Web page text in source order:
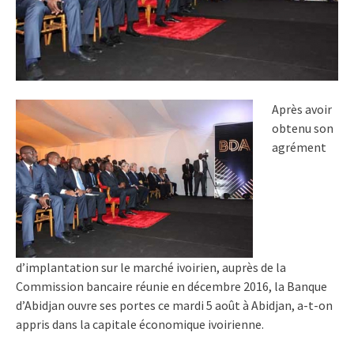
Après avoir
obtenu son
agrément
d’implantation sur le marché ivoirien, auprès de la
Commission bancaire réunie en décembre 2016, la Banque
d’Abidjan ouvre ses portes ce mardi 5 août à Abidjan, a-t-on
appris dans la capitale économique ivoirienne.